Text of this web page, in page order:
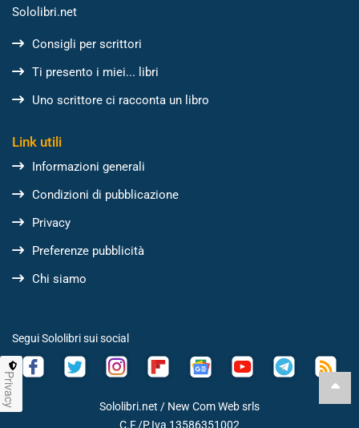
Sololibri.net
Consigli per scrittori
Ti presento i miei... libri
Uno scrittore ci racconta un libro
Link utili
Informazioni generali
Condizioni di pubblicazione
Privacy
Preferenze pubblicità
Chi siamo
Segui Sololibri sui social
Sololibri.net / New Com Web srls
C.F./P.Iva 13586351002
Privacy